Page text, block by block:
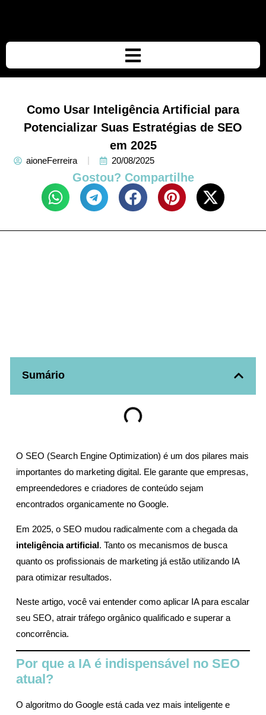
Como Usar Inteligência Artificial para
Potencializar Suas Estratégias de SEO
em 2025
aioneFerreira 20/08/2025
Gostou? Compartilhe
Sumário
O SEO (Search Engine Optimization) é um dos pilares mais
importantes do marketing digital. Ele garante que empresas,
empreendedores e criadores de conteúdo sejam
encontrados organicamente no Google.
Em 2025, o SEO mudou radicalmente com a chegada da
inteligência artificial. Tanto os mecanismos de busca
quanto os profissionais de marketing já estão utilizando IA
para otimizar resultados.
Neste artigo, você vai entender como aplicar IA para escalar
seu SEO, atrair tráfego orgânico qualificado e superar a
concorrência.
Por que a IA é indispensável no SEO
atual?
O algoritmo do Google está cada vez mais inteligente e